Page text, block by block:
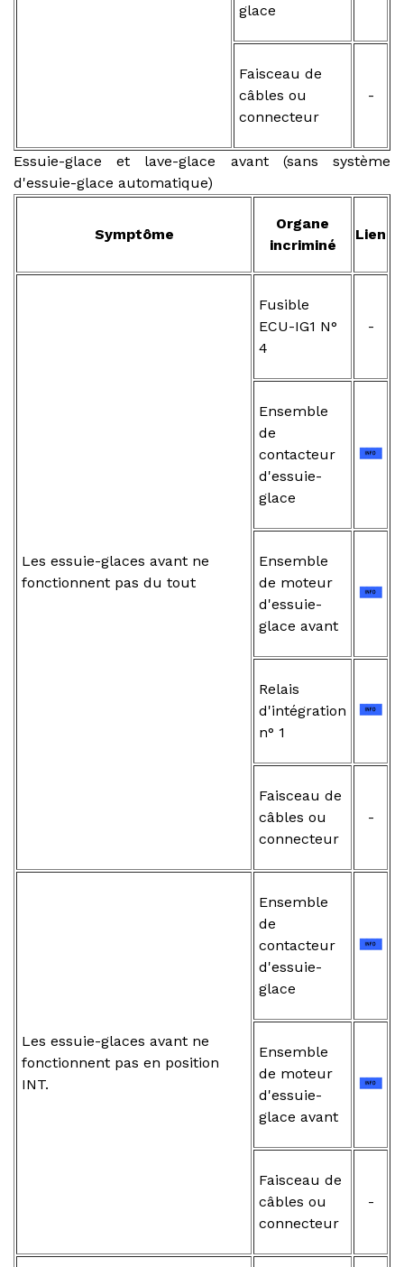
glace
Faisceau de
câbles ou
connecteur
-
Essuie-glace et lave-glace avant (sans système
d'essuie-glace automatique)
Symptôme
Organe
incriminé
Lien
Les essuie-glaces avant ne
fonctionnent pas du tout
Fusible
ECU-IG1 N°
4
-
Ensemble
de
contacteur
d'essuie-
glace
Ensemble
de moteur
d'essuie-
glace avant
Relais
d'intégration
n° 1
Faisceau de
câbles ou
connecteur
-
Les essuie-glaces avant ne
fonctionnent pas en position
INT.
Ensemble
de
contacteur
d'essuie-
glace
Ensemble
de moteur
d'essuie-
glace avant
Faisceau de
câbles ou
connecteur
-